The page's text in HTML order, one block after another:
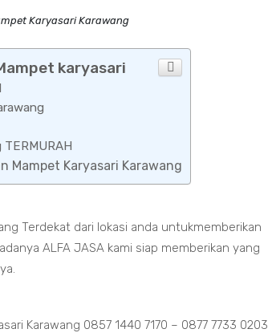
Karyasari Karawang
karyasari
Mampet Karyasari Karawang
Terdekat dari lokasi anda untukmemberikan
ALFA JASA kami siap memberikan yang
Karawang 0857 1440 7170 – 0877 7733 0203